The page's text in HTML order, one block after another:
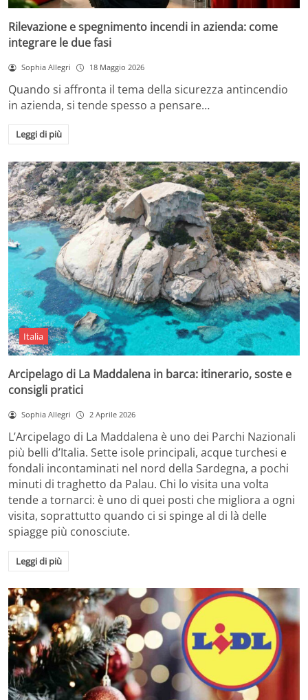
Rilevazione e spegnimento incendi in azienda: come
integrare le due fasi
Sophia Allegri 18 Maggio 2026
Quando si affronta il tema della sicurezza antincendio
in azienda, si tende spesso a pensare…
Leggi di più
Italia
Arcipelago di La Maddalena in barca: itinerario, soste e
consigli pratici
Sophia Allegri 2 Aprile 2026
L’Arcipelago di La Maddalena è uno dei Parchi Nazionali
più belli d’Italia. Sette isole principali, acque turchesi e
fondali incontaminati nel nord della Sardegna, a pochi
minuti di traghetto da Palau. Chi lo visita una volta
tende a tornarci: è uno di quei posti che migliora a ogni
visita, soprattutto quando ci si spinge al di là delle
spiagge più conosciute.
Leggi di più